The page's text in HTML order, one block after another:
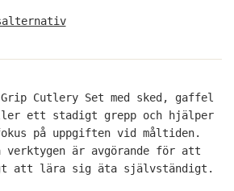
Grip Cutlery Set med sked, gaffel
ett stadigt grepp och hjälper
på uppgiften vid måltiden.
är avgörande för att
att lära sig äta självständigt.